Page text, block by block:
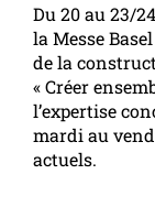
Du 20 au 23/
la Messe
de la
« Créer
l’expertise
mardi au
actuels.